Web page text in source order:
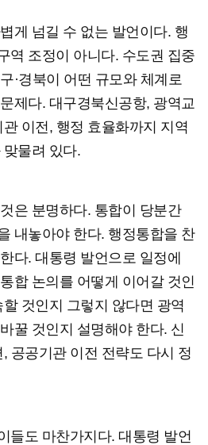
게 넘길 수 없는 발언이다. 행
역 조정이 아니다. 수도권 집중
·경북이 어떤 규모와 체계로
제다. 대구경북신공항, 광역교
이전, 행정 효율화까지 지역
물려 있다.
은 분명하다. 통합이 당분간
내놓아야 한다. 행정통합을 찬
다. 대통령 발언으로 일정에
합 논의를 어떻게 이어갈 것인
것인지 그렇지 않다면 광역
꿀 것인지 설명해야 한다. 신
공공기관 이전 전략도 다시 정
들도 마찬가지다. 대통령 발언